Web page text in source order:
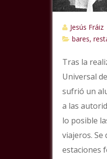
Jesús Fráiz
bares,
Tras la
Universal
sufrió un
a las
lo posible
viajeros. Se
estaciones